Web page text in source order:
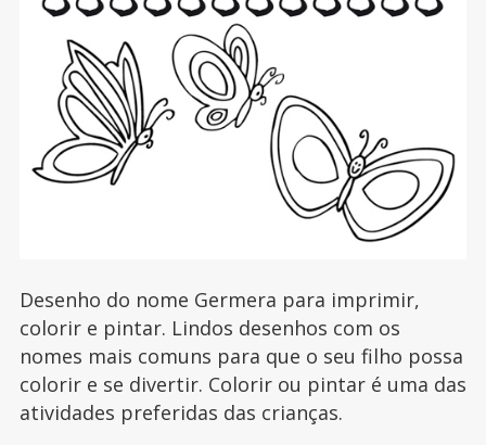
Desenho do nome Germera para imprimir,
colorir e pintar. Lindos desenhos com os
nomes mais comuns para que o seu filho possa
colorir e se divertir. Colorir ou pintar é uma das
atividades preferidas das crianças.